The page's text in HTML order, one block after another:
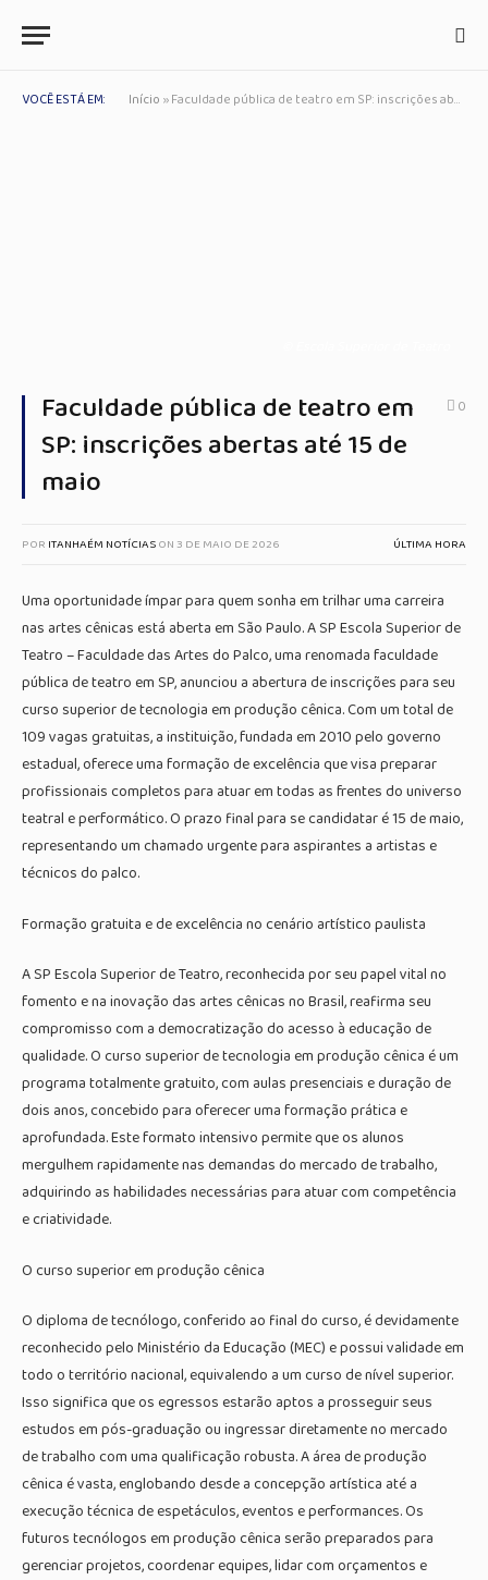
VOCÊ ESTÁ EM: Início »Faculdade pública de teatro em SP: inscrições abertas até 15 de maio
Faculdade pública de teatro em
SP: inscrições abertas até 15 de
maio
0
POR ITANHAÉM NOTÍCIASON 3 DE MAIO DE 2026 ÚLTIMA HORA
Uma oportunidade ímpar para quem sonha em trilhar uma carreira
nas artes cênicas está aberta em São Paulo. A SP Escola Superior de
Teatro – Faculdade das Artes do Palco, uma renomada faculdade
pública de teatro em SP, anunciou a abertura de inscrições para seu
curso superior de tecnologia em produção cênica. Com um total de
109 vagas gratuitas, a instituição, fundada em 2010 pelo governo
estadual, oferece uma formação de excelência que visa preparar
profissionais completos para atuar em todas as frentes do universo
teatral e performático. O prazo final para se candidatar é 15 de maio,
representando um chamado urgente para aspirantes a artistas e
técnicos do palco.
Formação gratuita e de excelência no cenário artístico paulista
A SP Escola Superior de Teatro, reconhecida por seu papel vital no
fomento e na inovação das artes cênicas no Brasil, reafirma seu
compromisso com a democratização do acesso à educação de
qualidade. O curso superior de tecnologia em produção cênica é um
programa totalmente gratuito, com aulas presenciais e duração de
dois anos, concebido para oferecer uma formação prática e
aprofundada. Este formato intensivo permite que os alunos
mergulhem rapidamente nas demandas do mercado de trabalho,
adquirindo as habilidades necessárias para atuar com competência
e criatividade.
O curso superior em produção cênica
O diploma de tecnólogo, conferido ao final do curso, é devidamente
reconhecido pelo Ministério da Educação (MEC) e possui validade em
todo o território nacional, equivalendo a um curso de nível superior.
Isso significa que os egressos estarão aptos a prosseguir seus
estudos em pós-graduação ou ingressar diretamente no mercado
de trabalho com uma qualificação robusta. A área de produção
cênica é vasta, englobando desde a concepção artística até a
execução técnica de espetáculos, eventos e performances. Os
futuros tecnólogos em produção cênica serão preparados para
gerenciar projetos, coordenar equipes, lidar com orçamentos e